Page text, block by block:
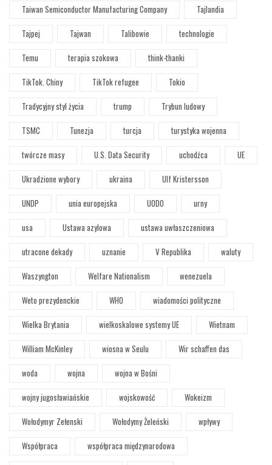
Taiwan Semiconductor Manufacturing Company
Tajlandia
Tajpej
Tajwan Talibowie
technologie
Temu
terapia szokowa
think-thanki
TikTok. Chiny
TikTok refugee
Tokio
Tradycyjny styl życia
trump
Trybun ludowy
TSMC
Tunezja turcja
turystyka wojenna
twórcze masy
U.S. Data Security uchodźca
UE
Ukradzione wybory
ukraina
Ulf Kristersson
UNDP
unia europejska UODO
urny
usa
Ustawa azylowa
ustawa uwłaszczeniowa
utracone dekady
uznanie V Republika
waluty
Waszyngton
Welfare Nationalism
wenezuela
Weto prezydenckie
WHO
wiadomości polityczne
Wielka Brytania
wielkoskalowe systemy UE
Wietnam
William McKinley
wiosna w Seulu
Wir schaffen das
woda
wojna
wojna w Bośni
wojny jugosławiańskie
wojskowość
Wokeizm
Wołodymyr Zełenski
Wołodymy Żeleński
wpływy
Współpraca
współpraca międzynarodowa